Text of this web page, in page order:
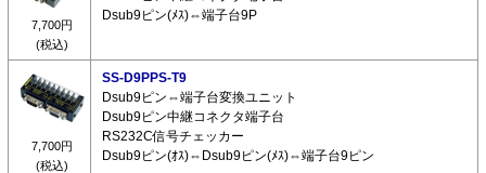
7,700円
(税込)
Dsub9ピン(ﾒｽ)⇔端子台9P
7,700円
(税込)
SS-D9PPS-T9
Dsub9ピン⇔端子台変換ユニット
Dsub9ピン中継コネクタ端子台
RS232C信号チェッカー
Dsub9ピン(ｵｽ)⇔Dsub9ピン(ﾒｽ)⇔端子台9ピン